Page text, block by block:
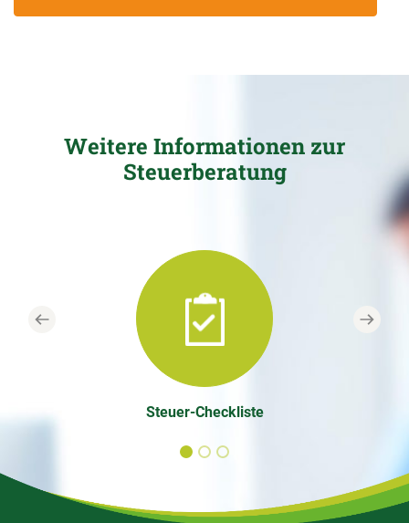
Weitere Informationen zur
Steuerberatung
Steuer-Checkliste
Previous Next